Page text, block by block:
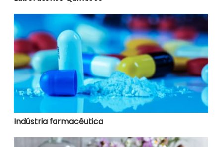
Indústria farmacêutica